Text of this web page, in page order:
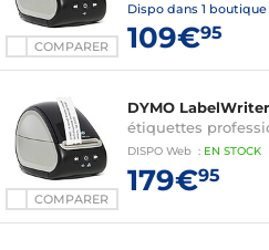
COMPARER
Dispo dans 1 boutique
109€95
COMPARER
DYMO
étiquettes
DISPO Web : EN STOCK
179€95